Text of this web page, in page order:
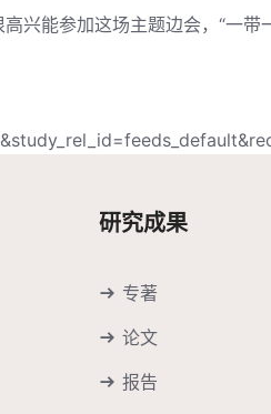
兴能参加这场主题边会，“一
研究成果
专著
论文
报告